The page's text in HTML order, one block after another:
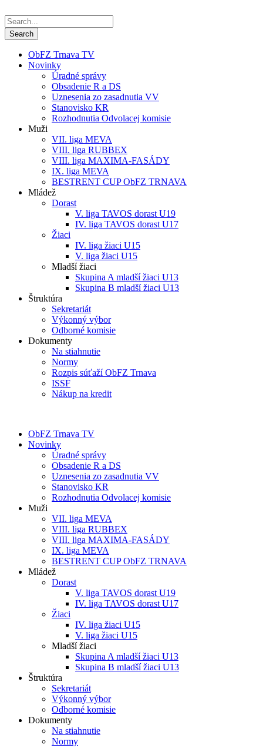
ObFZ Trnava TV
Novinky
Úradné správy
Obsadenie R a DS
Uznesenia zo zasadnutia VV
Stanovisko KR
Rozhodnutia Odvolacej komisie
Muži
VII. liga MEVA
VIII. liga RUBBEX
VIII. liga MAXIMA-FASÁDY
IX. liga MEVA
BESTRENT CUP ObFZ TRNAVA
Mládež
Dorast
V. liga TAVOS dorast U19
IV. liga TAVOS dorast U17
Žiaci
IV. liga žiaci U15
V. liga žiaci U15
Mladší žiaci
Skupina A mladší žiaci U13
Skupina B mladší žiaci U13
Štruktúra
Sekretariát
Výkonný výbor
Odborné komisie
Dokumenty
Na stiahnutie
Normy
Rozpis súťaží ObFZ Trnava
ISSF
Nákup na kredit
ObFZ Trnava TV
Novinky
Úradné správy
Obsadenie R a DS
Uznesenia zo zasadnutia VV
Stanovisko KR
Rozhodnutia Odvolacej komisie
Muži
VII. liga MEVA
VIII. liga RUBBEX
VIII. liga MAXIMA-FASÁDY
IX. liga MEVA
BESTRENT CUP ObFZ TRNAVA
Mládež
Dorast
V. liga TAVOS dorast U19
IV. liga TAVOS dorast U17
Žiaci
IV. liga žiaci U15
V. liga žiaci U15
Mladší žiaci
Skupina A mladší žiaci U13
Skupina B mladší žiaci U13
Štruktúra
Sekretariát
Výkonný výbor
Odborné komisie
Dokumenty
Na stiahnutie
Normy